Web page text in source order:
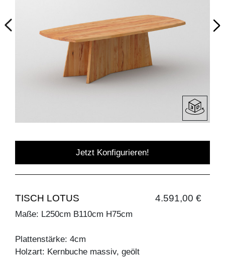
Jetzt Konfigurieren!
TISCH LOTUS 4.591,00 €
Maße: L250cm B110cm H75cm
Plattenstärke: 4cm
Holzart: Kernbuche massiv, geölt